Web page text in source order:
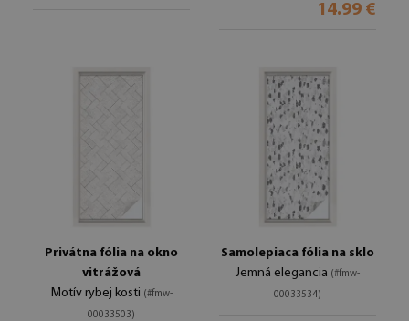
14.99 €
Privátna fólia na okno
vitrážová
Motív rybej kosti (#fmw-
00033503)
Samolepiaca fólia na sklo
Jemná elegancia (#fmw-
00033534)